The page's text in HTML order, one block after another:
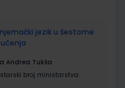
jezik u šestome
Andrea Tukša
broj ministarstva: